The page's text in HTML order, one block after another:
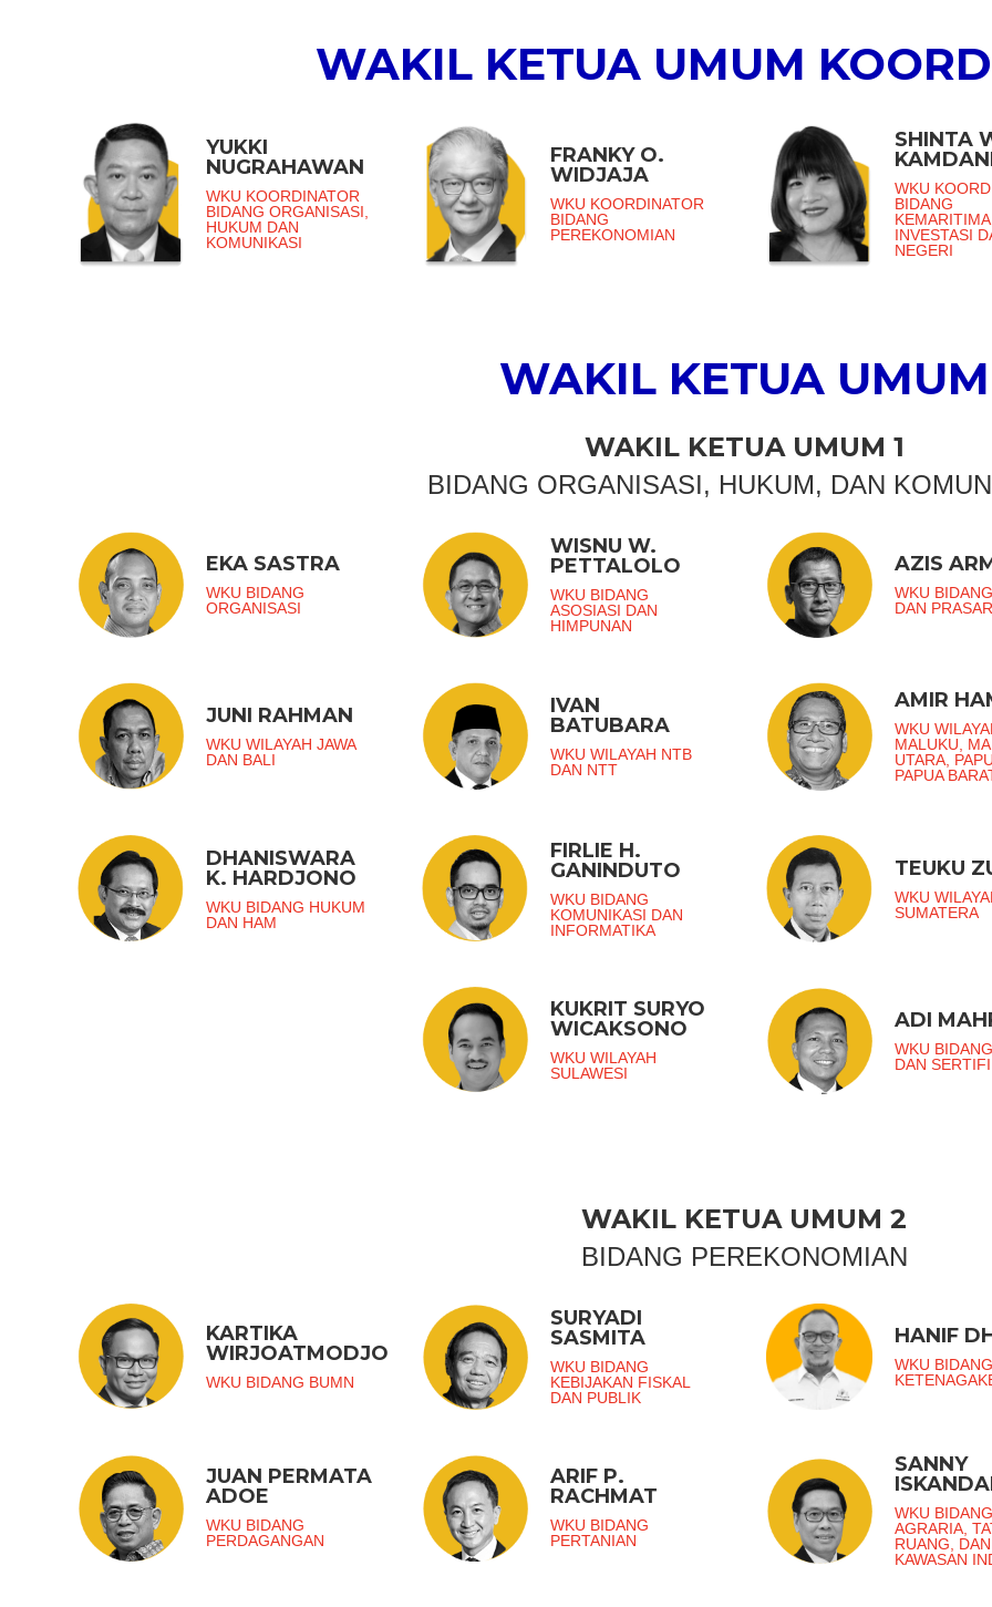
WAKIL KETUA UMUM
YUKKI
NUGRAHAWAN
WKU KOORDINATOR
BIDANG ORGANISASI,
HUKUM DAN
KOMUNIKASI
FRANKY O.
WIDJAJA
WKU KOORDINATOR
BIDANG
PEREKONOMIAN
SHINTA
WKU
BIDANG
INVESTASI
NEGERI
WAKIL KETUA UMUM
WAKIL KETUA UMUM 1
BIDANG ORGANISASI, HUKUM, DAN
EKA SASTRA
WKU BIDANG
ORGANISASI
WISNU W.
PETTALOLO
WKU BIDANG
ASOSIASI DAN
HIMPUNAN
AZIS
WKU
DAN
JUNI RAHMAN
WKU WILAYAH JAWA
DAN BALI
IVAN
BATUBARA
WKU WILAYAH NTB
DAN NTT
AMIR
WKU
MALUKU,
UTARA,
PAPUA
DHANISWARA
K. HARDJONO
WKU BIDANG HUKUM
DAN HAM
FIRLIE H.
GANINDUTO
WKU BIDANG
KOMUNIKASI DAN
INFORMATIKA
TEUKU
WKU
SUMATERA
KUKRIT SURYO
WICAKSONO
WKU WILAYAH
SULAWESI
ADI
WKU
DAN
WAKIL KETUA UMUM 2
BIDANG PEREKONOMIAN
KARTIKA
WIRJOATMODJO
WKU BIDANG BUMN
SURYADI
SASMITA
WKU BIDANG
KEBIJAKAN FISKAL
DAN PUBLIK
HANIF
WKU
JUAN PERMATA
ADOE
WKU BIDANG
PERDAGANGAN
ARIF P.
RACHMAT
WKU BIDANG
PERTANIAN
SANNY
WKU
AGRARIA,
RUANG, DAN
KAWASAN